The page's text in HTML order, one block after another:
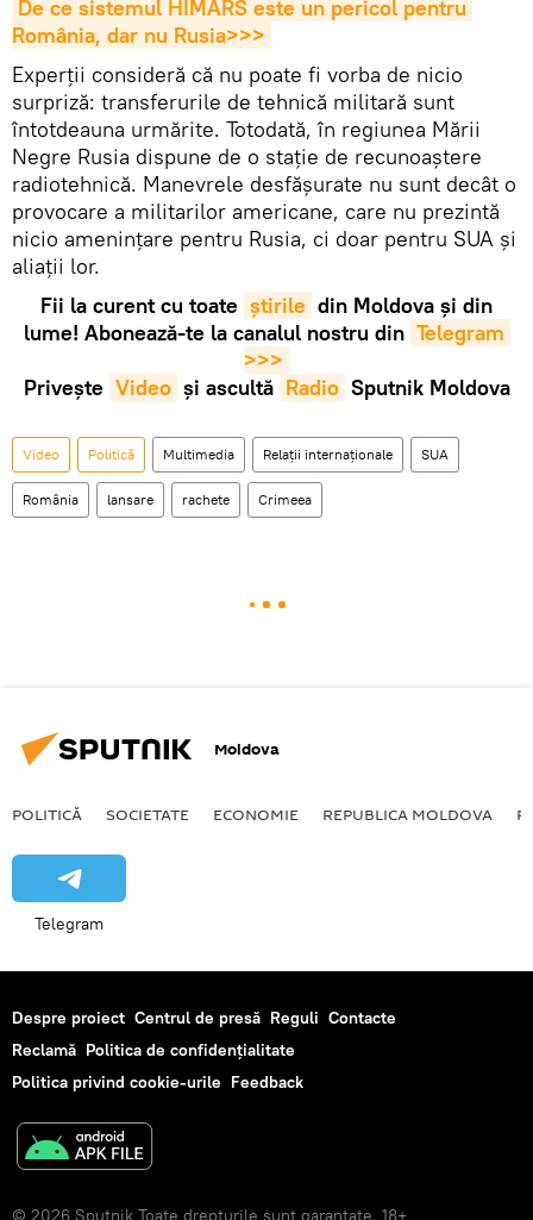
De ce sistemul HIMARS este un pericol pentru
România, dar nu Rusia>>>
Experții consideră că nu poate fi vorba de nicio
surpriză: transferurile de tehnică militară sunt
întotdeauna urmărite. Totodată, în regiunea Mării
Negre Rusia dispune de o stație de recunoaștere
radiotehnică. Manevrele desfășurate nu sunt decât o
provocare a militarilor americane, care nu prezintă
nicio amenințare pentru Rusia, ci doar pentru SUA și
aliații lor.
Fii la curent cu toate știrile din Moldova și din
lume! Abonează-te la canalul nostru din Telegram
>>>
Privește Video și ascultă Radio Sputnik Moldova
Video Politică Multimedia Relații internaționale SUA
România lansare rachete Crimeea
Moldova
POLITICĂ SOCIETATE ECONOMIE REPUBLICA MOLDOVA
Telegram
Despre proiect Centrul de presă Reguli Contacte
Reclamă Politica de confidențialitate
Politica privind cookie-urile Feedback
© 2026 Sputnik Toate drepturile sunt garantate. 18+